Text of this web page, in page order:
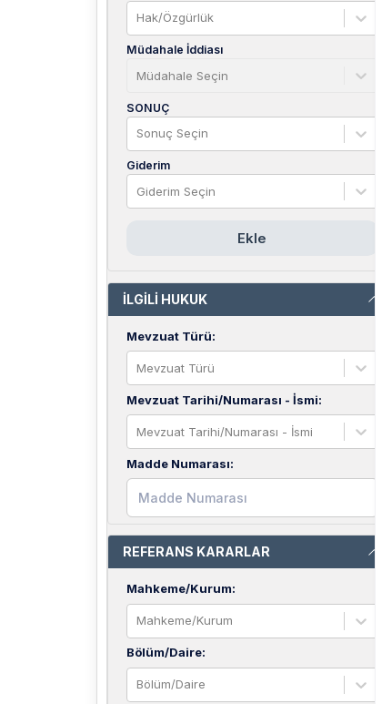
Hak/Özgürlük
Müdahale İddiası
Müdahale Seçin
SONUÇ
Sonuç Seçin
Giderim
Giderim Seçin
Ekle
İLGİLİ HUKUK
Mevzuat Türü:
Mevzuat Türü
Mevzuat Tarihi/Numarası - İsmi:
Mevzuat Tarihi/Numarası - İsmi
Madde Numarası:
REFERANS KARARLAR
Mahkeme/Kurum:
Mahkeme/Kurum
Bölüm/Daire:
Bölüm/Daire